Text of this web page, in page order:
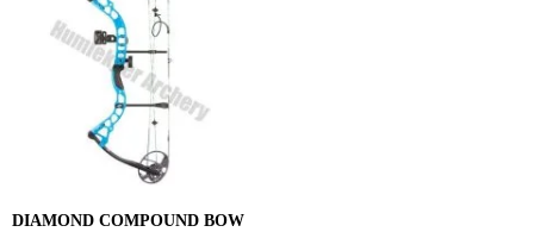
DIAMOND COMPOUND BOW